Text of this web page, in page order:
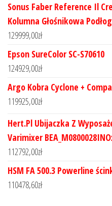
Sonus Faber Reference Il
Kolumna Głośnikowa
129999,00zł
Epson SureColor SC-S70610
124929,00zł
Argo Kobra Cyclone +
119925,00zł
Hert.Pl Ubijaczka Z
Varimixer
112792,00zł
HSM FA 500.3 Powerline
110478,60zł